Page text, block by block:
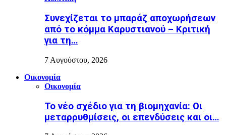
Συνεχίζεται το μπαράζ αποχωρήσεων
από το κόμμα Καρυστιανού – Κριτική
για τη…
7 Αυγούστου, 2026
Οικονομία
Οικονομία
Το νέο σχέδιο για τη βιομηχανία: Οι
μεταρρυθμίσεις, οι επενδύσεις και οι…